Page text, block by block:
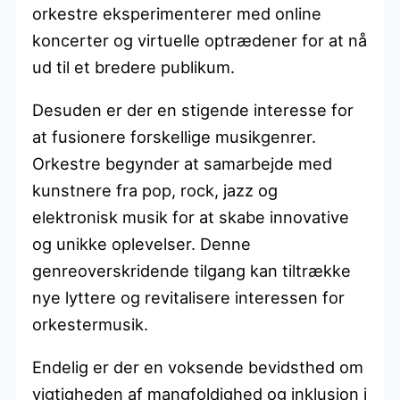
orkestre eksperimenterer med online
koncerter og virtuelle optrædener for at nå
ud til et bredere publikum.
Desuden er der en stigende interesse for
at fusionere forskellige musikgenrer.
Orkestre begynder at samarbejde med
kunstnere fra pop, rock, jazz og
elektronisk musik for at skabe innovative
og unikke oplevelser. Denne
genreoverskridende tilgang kan tiltrække
nye lyttere og revitalisere interessen for
orkestermusik.
Endelig er der en voksende bevidsthed om
vigtigheden af mangfoldighed og inklusion i